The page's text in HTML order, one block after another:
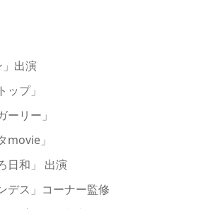
ン」出演
ップ」
ーリー」
movie」
⽇和」 出演
デス」コーナー監修